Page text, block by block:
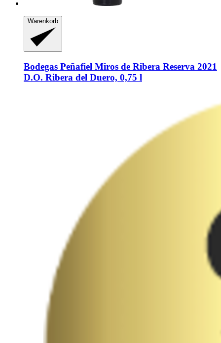
Warenkorb
Bodegas Peñafiel Miros de Ribera Reserva 2021
D.O. Ribera del Duero, 0,75 l